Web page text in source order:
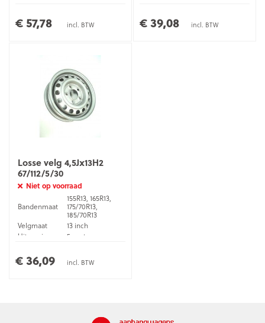
Velg
5,5Jx14H2
€ 57,78 incl. BTW € 39,08 incl. BTW
Losse velg 4,5Jx13H2
67/112/5/30
Niet op voorraad
Bandenmaat
155R13, 165R13,
175/70R13,
185/70R13
Velgmaat
13 inch
Uitvoering
5 gaats
ET waarde
€ 36,09 incl. BTW